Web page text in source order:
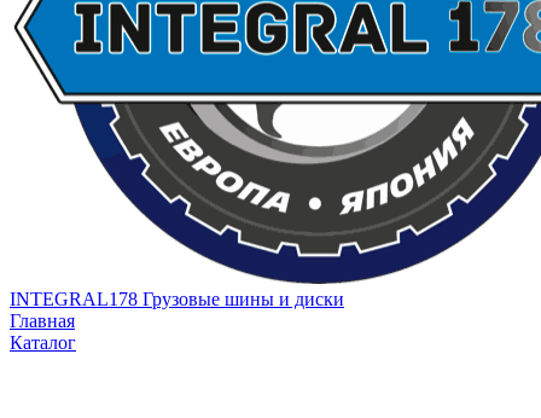
INTEGRAL178 Грузовые шины и диски
Главная
Каталог